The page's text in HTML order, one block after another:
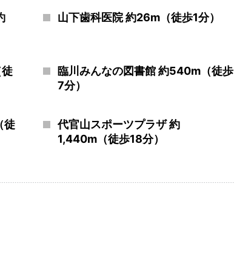
山下歯科医院 約26m（徒歩1分）
臨川みんなの図書館 約540m（徒歩
7分）
徒
代官山スポーツプラザ 約
1,440m（徒歩18分）